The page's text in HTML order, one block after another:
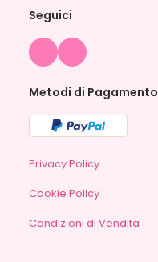
Seguici
Metodi di Pagamento
Privacy Policy
Cookie Policy
Condizioni di Vendita